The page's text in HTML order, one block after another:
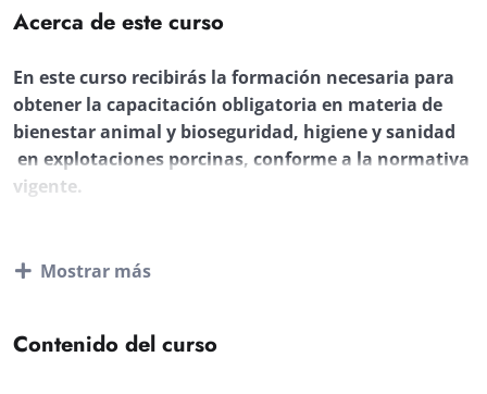
Acerca de este curso
En este curso recibirás la formación necesaria para
obtener la capacitación obligatoria en materia de
bienestar animal y bioseguridad, higiene y sanidad
en explotaciones porcinas, conforme a la normativa
vigente.
aspectos clave que garantizan el bienestar del ganado
porcino, desde el conocimiento anatómico, fisiológico y
cada fase productiva (gestación, maternidad, destete y
Mostrar más
Contenido del curso